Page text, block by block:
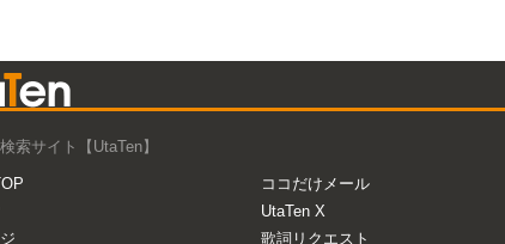
索サイト【UtaTen】
ココだけメール
UtaTen X
歌詞リクエスト